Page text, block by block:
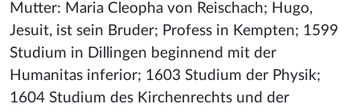
Mutter: Maria Cleopha von Reischach; Hugo,
Jesuit, ist sein Bruder; Profess in Kempten; 1599
Studium in Dillingen beginnend mit der
Humanitas inferior; 1603 Studium der Physik;
1604 Studium des Kirchenrechts und der